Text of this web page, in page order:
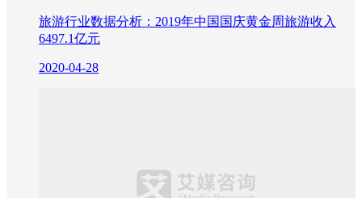
旅游行业数据分析：2019年中国国庆黄金周旅游收入
6497.1亿元
2020-04-28